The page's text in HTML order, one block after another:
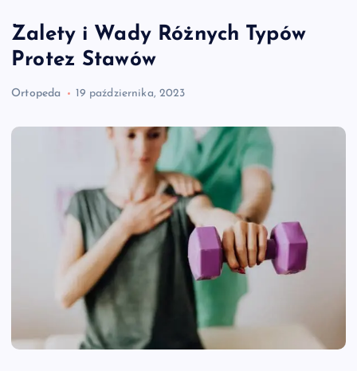
Zalety i Wady Różnych Typów
Protez Stawów
Ortopeda 19 października, 2023